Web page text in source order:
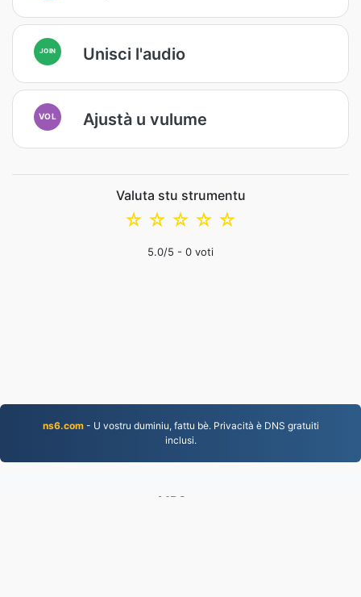
JOIN Unisci l'audio
VOL Ajustà u vulume
Valuta stu strumentu
☆
☆
☆
☆
☆
5.0/5 - 0 voti
ns6.com- U vostru duminiu, fattu bè. Privacità è DNS gratuiti
inclusi.
MP3.to